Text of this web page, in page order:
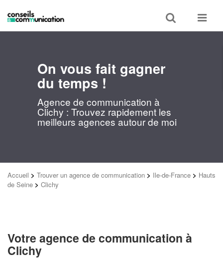
Toggle
search
Toggle
On vous fait gagner
du temps !
Agence de communication à
Clichy : Trouvez rapidement les
meilleurs agences autour de moi
Accueil > Trouver un agence de communication > Ile-de-France > Hauts
de Seine > Clichy
Votre agence de communication à
Clichy